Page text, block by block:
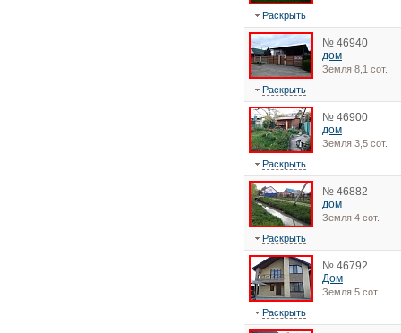
Раскрыть
№ 46940
дом
Земля 8,1 сот.
Раскрыть
№ 46900
дом
Земля 3,5 сот.
Раскрыть
№ 46882
дом
Земля 4 сот.
Раскрыть
№ 46792
Дом
Земля 5 сот.
Раскрыть